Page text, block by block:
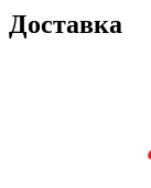
Доставка